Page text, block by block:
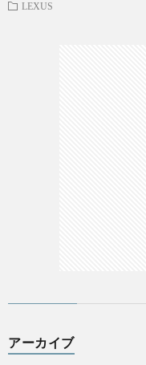
LEXUS
アーカイブ